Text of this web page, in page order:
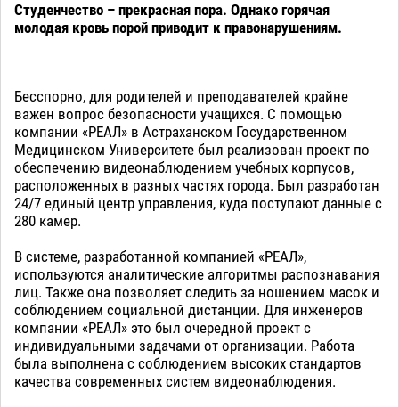
Студенчество – прекрасная пора. Однако горячая
молодая кровь порой приводит к правонарушениям.
Бесспорно, для родителей и преподавателей крайне
важен вопрос безопасности учащихся. С помощью
компании «РЕАЛ» в Астраханском Государственном
Медицинском Университете был реализован проект по
обеспечению видеонаблюдением учебных корпусов,
расположенных в разных частях города. Был разработан
24/7 единый центр управления, куда поступают данные с
280 камер.
В системе, разработанной компанией «РЕАЛ»,
используются аналитические алгоритмы распознавания
лиц. Также она позволяет следить за ношением масок и
соблюдением социальной дистанции. Для инженеров
компании «РЕАЛ» это был очередной проект с
индивидуальными задачами от организации. Работа
была выполнена с соблюдением высоких стандартов
качества современных систем видеонаблюдения.